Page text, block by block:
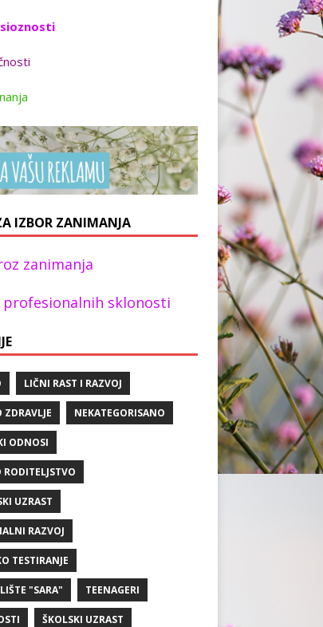
IZBOR ZANIMANJA
zanimanja
sklonosti
LIČNI RAST I RAZVOJ
NEKATEGORISANO
ODNOSI
UZRAST
RAZVOJ
TESTIRANJE
"SARA" TEENAGERI
ŠKOLSKI UZRAST